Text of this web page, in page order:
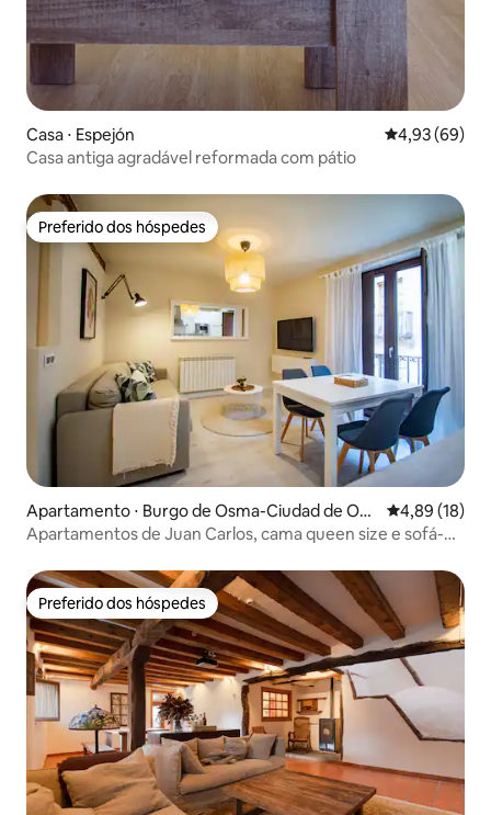
Casa ⋅ Espejón 4,93 de uma
4,93 (69)
Casa antiga agradável reformada com pátio
Preferido dos hóspedes
Preferido dos hóspedes
Apartamento ⋅ Burgo de Osma-Ciudad de Os
ma
4,89 de uma
4,89 (18)
Apartamentos de Juan Carlos, cama queen size e sofá-
Preferido dos hóspedes
Preferido dos hóspedes